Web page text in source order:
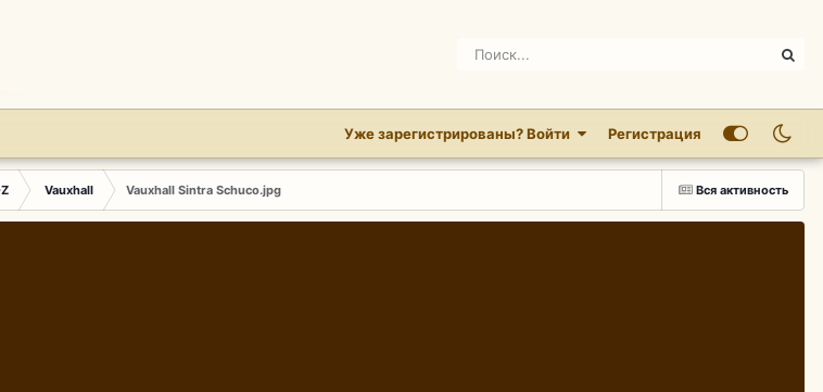
Уже зарегистрированы? Войти Регистрация
Вся активность
Vauxhall Vauxhall Sintra Schuco.jpg